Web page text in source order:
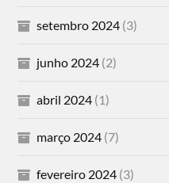
setembro 2024 (3)
junho 2024 (2)
abril 2024 (1)
março 2024 (7)
fevereiro 2024 (3)